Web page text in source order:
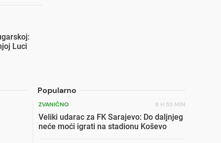
Luci
Popularno
ZVANIČNO 8 H 53 MIN
Veliki udarac za FK Sarajevo: Do daljnjeg
neće moći igrati na stadionu Koševo